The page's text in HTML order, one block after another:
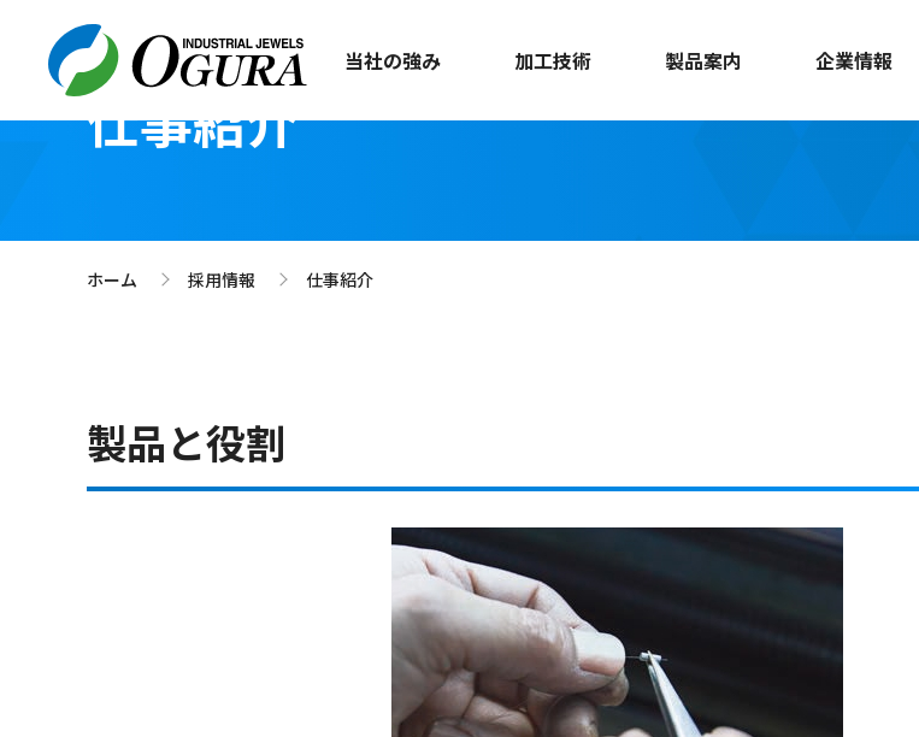
当社の強み 加工技術 製品案内 企業情報
仕事紹介
ホーム >
採用情報 >
仕事紹介
製品と役割